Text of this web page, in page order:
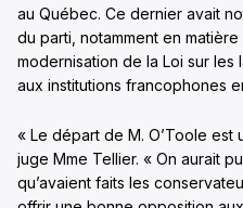
au Québec. Ce dernier avait
du parti, notamment en
modernisation de la Loi sur
aux institutions francophones
« Le départ de M. O’Toole
juge Mme Tellier. « On aurait
qu’avaient faits les